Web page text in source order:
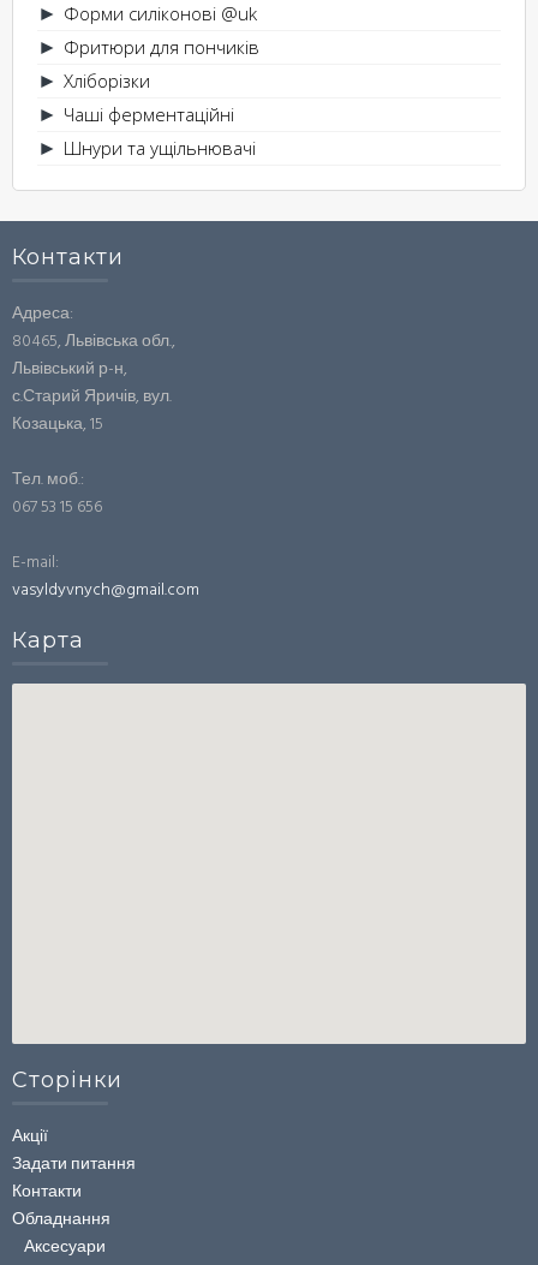
► Форми силіконові @uk
► Фритюри для пончиків
► Хліборізки
► Чаші ферментаційні
► Шнури та ущільнювачі
Контакти
Адреса:
80465, Львівська обл.,
Львівський р-н,
с.Старий Яричів, вул.
Козацька, 15
Тел. моб.:
067 53 15 656
E-mail:
vasyldyvnych@gmail.com
Карта
Сторінки
Акції
Задати питання
Контакти
Обладнання
Аксесуари